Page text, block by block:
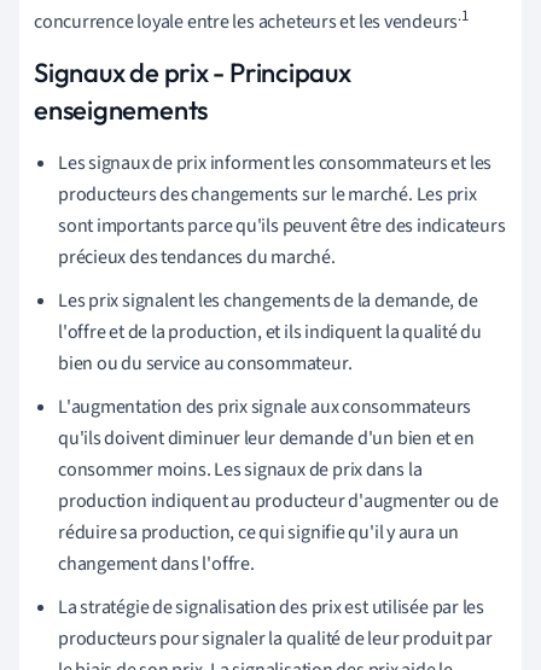
concurrence loyale entre les acheteurs et les vendeurs.1
Signaux de prix - Principaux
enseignements
Les signaux de prix informent les consommateurs et les
producteurs des changements sur le marché. Les prix
sont importants parce qu'ils peuvent être des indicateurs
précieux des tendances du marché.
Les prix signalent les changements de la demande, de
l'offre et de la production, et ils indiquent la qualité du
bien ou du service au consommateur.
L'augmentation des prix signale aux consommateurs
qu'ils doivent diminuer leur demande d'un bien et en
consommer moins. Les signaux de prix dans la
production indiquent au producteur d'augmenter ou de
réduire sa production, ce qui signifie qu'il y aura un
changement dans l'offre.
La stratégie de signalisation des prix est utilisée par les
producteurs pour signaler la qualité de leur produit par